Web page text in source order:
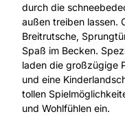
durch die
außen treiben lassen.
Breitrutsche,
Spaß im Becken.
laden die großzügige
und eine
tollen
und Wohlfühlen ein.